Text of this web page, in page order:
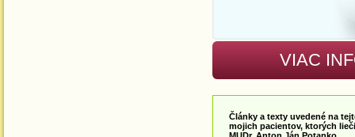
VIAC
Články a texty uvedené na
mojich pacientov, ktorých